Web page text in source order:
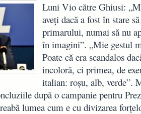
Luni Vio către Ghiusi:
aveți dacă a fost în stare
primarului, numai să nu
în imagini”. „Mie gestul
Poate că era scandalos
incoloră, ci primea, de
italian: roșu, alb, verde”.
după o campanie pentru
lumea cum e cu divizarea